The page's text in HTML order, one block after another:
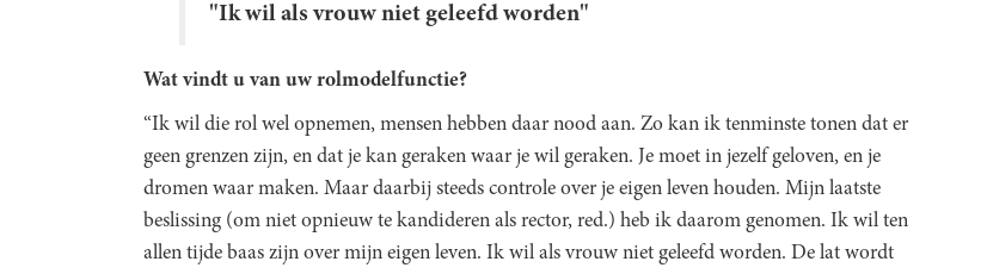
"Ik wil als vrouw niet geleefd worden"
Wat vindt u van uw rolmodelfunctie?
“Ik wil die rol wel opnemen, mensen hebben daar nood aan. Zo kan ik tenminste tonen dat er
geen grenzen zijn, en dat je kan geraken waar je wil geraken. Je moet in jezelf geloven, en je
dromen waar maken. Maar daarbij steeds controle over je eigen leven houden. Mijn laatste
beslissing (om niet opnieuw te kandideren als rector, red.) heb ik daarom genomen. Ik wil ten
allen tijde baas zijn over mijn eigen leven. Ik wil als vrouw niet geleefd worden. De lat wordt